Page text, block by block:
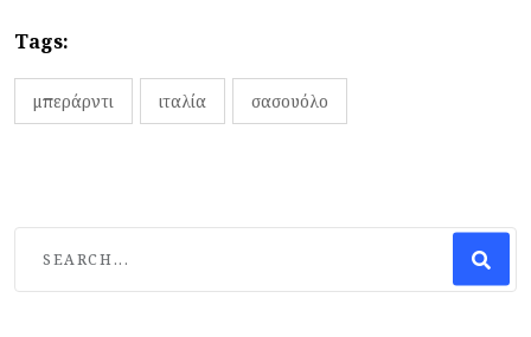
Tags:
μπεράρντι ιταλία σασουόλο